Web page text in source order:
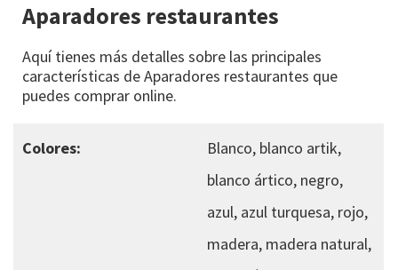
Aparadores restaurantes
Aquí tienes más detalles sobre las principales
características de Aparadores restaurantes que
puedes comprar online.
Colores:
Blanco, blanco artik,
blanco ártico, negro,
azul, azul turquesa, rojo,
madera, madera natural,